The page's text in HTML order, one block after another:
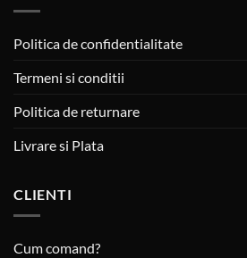
Politica de confidentialitate
Termeni si conditii
Politica de returnare
Livrare si Plata
CLIENTI
Cum comand?